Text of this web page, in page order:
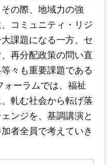
の際、地域力の強
コミュニティ・リジ
課題になる一方、セ
再分配政策の問い直
々も重要課題である
ォーラムでは、福祉
軋む社会から転げ落
ンジを、基調講演と
者全員で考えていき